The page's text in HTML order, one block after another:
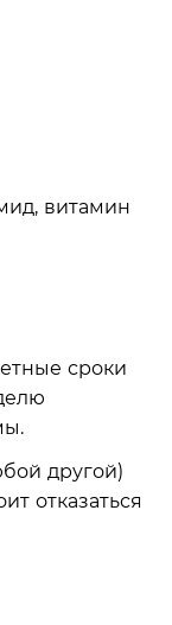
сроки
другой)
отказаться